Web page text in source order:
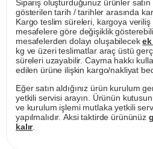
Sipariş oluşturduğunuz ürünler
gösterilen tarih / tarihler arasında
Kargo teslim süreleri, kargoya
mesafelere göre değişiklik
mesafelerden dolayı oluşabilecek
kg ve üzeri teslimatlar araç üstü
süreleri uzayabilir. Cayma hakkı
edilen ürüne ilişkin kargo/nakliyat
Eğer satın aldığınız ürün kurulum
yetkili servisi arayın. Ürünün
ve kurulum işlemi mutlaka yetkili
yapılmalıdır. Aksi taktirde ürününüz
kalır.